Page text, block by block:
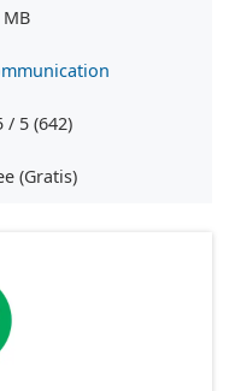
MB
/ 5 (642)
(Gratis)